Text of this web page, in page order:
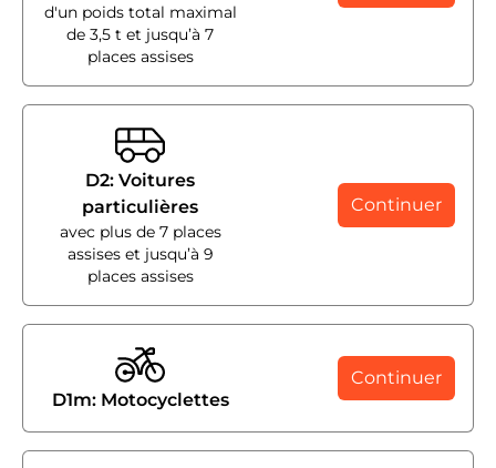
d'un poids total maximal
de 3,5 t et jusqu’à 7
places assises
D2: Voitures
particulières
avec plus de 7 places
assises et jusqu’à 9
places assises
Continuer
D1m: Motocyclettes
Continuer